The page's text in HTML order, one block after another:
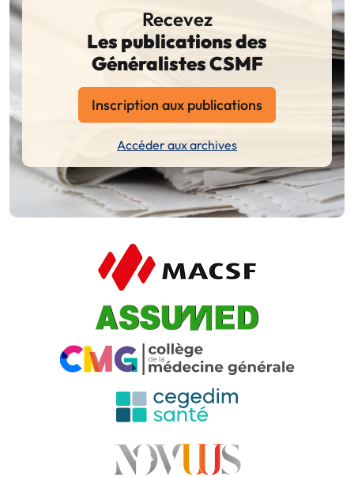
Recevez
Les publications des
Généralistes CSMF
Inscription aux publications
Accéder aux archives